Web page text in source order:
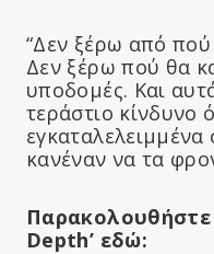
“Δεν ξέρω από
Δεν ξέρω πού θα
υποδομές. Και
τεράστιο κίνδυνο
κανέναν να τα
Παρακολουθήστε
Depth’ εδώ: